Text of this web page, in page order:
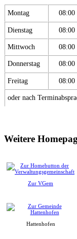
Montag
Dienstag
Mittwoch
Donnerstag
Freitag
oder nach
Weitere
Zur VGem
Hattenhofen